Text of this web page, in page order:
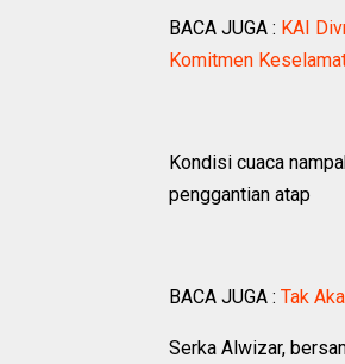
BACA JUGA : KAI
Komitmen
Kondisi cuaca
penggantian atap
BACA JUGA : Tak
Serka Alwizar,